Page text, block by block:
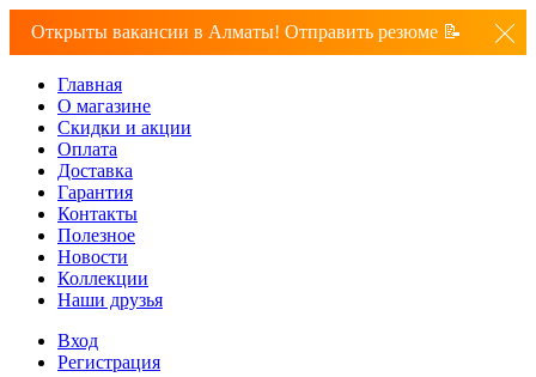
Открыты вакансии в Алматы! Отправить резюме 📝
Главная
О магазине
Скидки и акции
Оплата
Доставка
Гарантия
Контакты
Полезное
Новости
Коллекции
Наши друзья
Вход
Регистрация